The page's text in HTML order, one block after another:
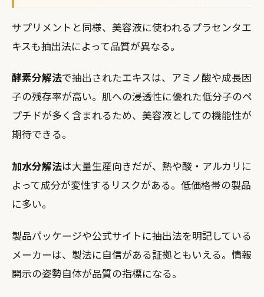
サプリメントと同様、美容液に使われるプラセンタエ
キスも抽出法によって品質が異なる。
酵素分解法で抽出されたエキスは、アミノ酸や成長因
子の残存率が高い。肌への浸透性に優れた低分子のペ
プチドが多く含まれるため、美容液としての機能性が
期待できる。
加水分解法は大量生産向きだが、熱や酸・アルカリに
よって成分が変性するリスクがある。低価格帯の製品
に多い。
製品パッケージや公式サイトに抽出法を明記している
メーカーは、製法に自信がある証拠ともいえる。情報
開示の姿勢自体が品質の指標になる。